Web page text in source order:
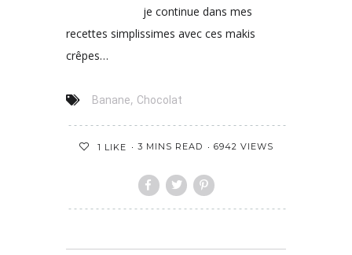
je continue dans mes
recettes simplissimes avec ces makis
crêpes…
Banane, Chocolat
1 LIKE 3 MINS READ 6942 VIEWS